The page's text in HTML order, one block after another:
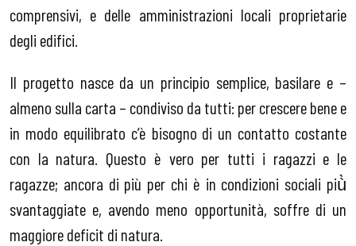
comprensivi, e delle amministrazioni locali proprietarie
degli edifici.
Il progetto nasce da un principio semplice, basilare e –
almeno sulla carta – condiviso da tutti: per crescere bene e
in modo equilibrato c’è bisogno di un contatto costante
con la natura. Questo è vero per tutti i ragazzi e le
ragazze; ancora di più per chi è in condizioni sociali più̀
svantaggiate e, avendo meno opportunità, soffre di un
maggiore deficit di natura.